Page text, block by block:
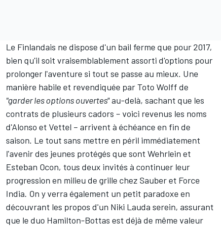
Le Finlandais ne dispose d'un bail ferme que pour 2017,
bien qu'il soit vraisemblablement assorti d'options pour
prolonger l'aventure si tout se passe au mieux. Une
manière habile et revendiquée par Toto Wolff de
"garder les options ouvertes"au-delà, sachant que les
contrats de plusieurs cadors – voici revenus les noms
d'Alonso et Vettel – arrivent à échéance en fin de
saison. Le tout sans mettre en péril immédiatement
l'avenir des jeunes protégés que sont Wehrlein et
Esteban Ocon, tous deux invités à continuer leur
progression en milieu de grille chez Sauber et Force
India. On y verra également un petit paradoxe en
découvrant les propos d'un Niki Lauda serein, assurant
que le duo Hamilton-Bottas est déjà de même valeur